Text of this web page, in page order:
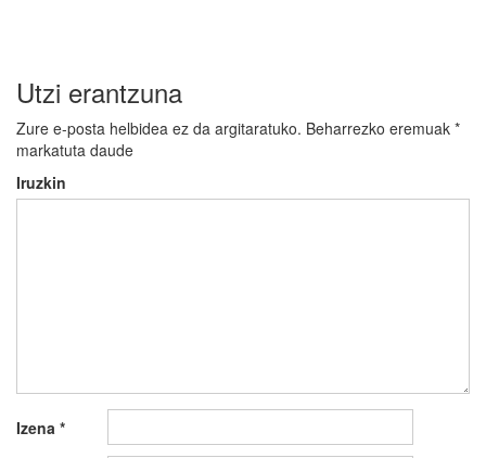
Utzi erantzuna
Zure e-posta helbidea ez da argitaratuko. Beharrezko eremuak *
markatuta daude
Iruzkin
Izena *